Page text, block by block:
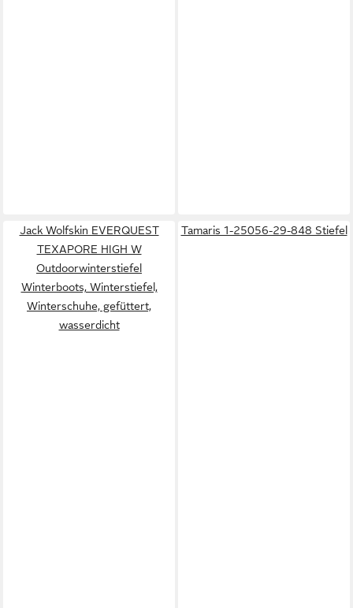
Jack Wolfskin EVERQUEST
TEXAPORE HIGH W
Outdoorwinterstiefel
Winterboots, Winterstiefel,
Winterschuhe, gefüttert,
wasserdicht
Tamaris 1-25056-29-848 Stiefel